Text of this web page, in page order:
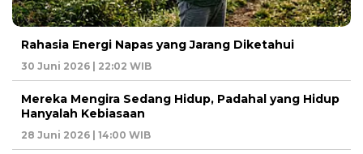
Rahasia Energi Napas yang Jarang Diketahui
30 Juni 2026 | 22:02 WIB
Mereka Mengira Sedang Hidup, Padahal yang Hidup
Hanyalah Kebiasaan
28 Juni 2026 | 14:00 WIB